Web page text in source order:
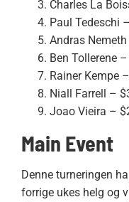
Charles La
Paul Tedeschi
Andras
Ben Tollerene
Rainer Kempe
Niall Farrell –
Joao Vieira –
Main Event
Denne turneringen
forrige ukes helg og